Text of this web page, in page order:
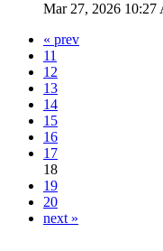
Mar 27, 2026
« prev
11
12
13
14
15
16
17
18
19
20
next »